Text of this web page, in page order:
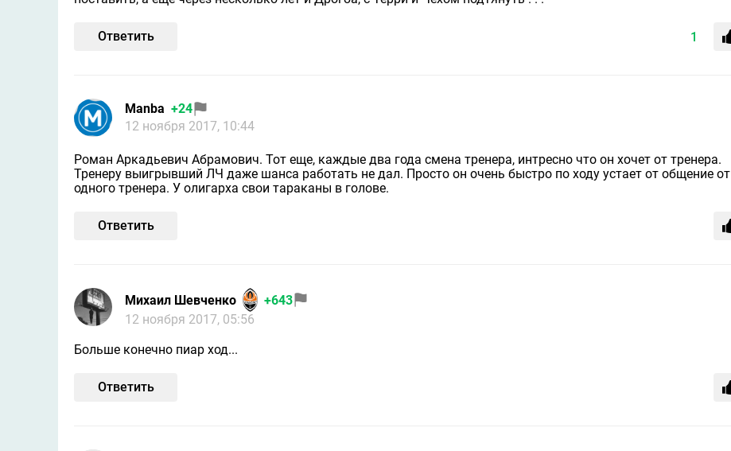
Ответить 1
Manba +24
12 ноября 2017, 10:44
Роман Аркадьевич Абрамович. Тот еще, каждые два года смена тренера, интресно что он хочет от тренера.
Тренеру выигрывший ЛЧ даже шанса работать не дал. Просто он очень быстро по ходу устает от общение от
одного тренера. У олигарха свои тараканы в голове.
Ответить
Михаил Шевченко
+643
12 ноября 2017, 05:56
Больше конечно пиар ход...
Ответить